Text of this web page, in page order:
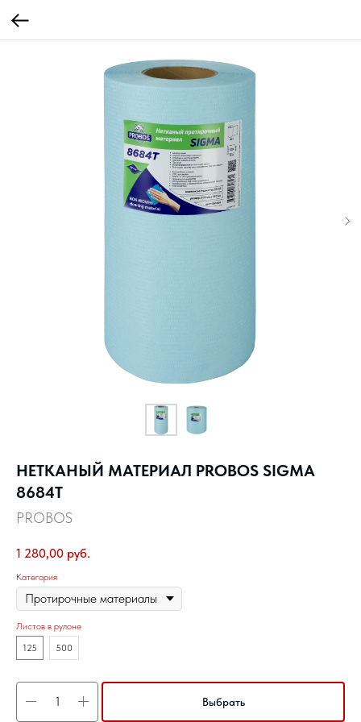
НЕТКАНЫЙ МАТЕРИАЛ PROBOS SIGMA
8684T
PROBOS
1 280,00 руб.
Категория
Листов в рулоне
125
500
Выбрать